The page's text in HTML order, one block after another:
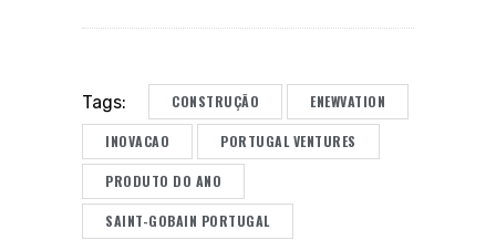
Tags: CONSTRUÇÃO ENEWVATION
INOVACAO PORTUGAL VENTURES
PRODUTO DO ANO
SAINT-GOBAIN PORTUGAL